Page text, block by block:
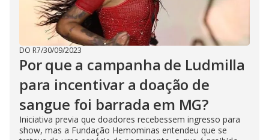
DO R7/30/09/2023
Por que a campanha de Ludmilla
para incentivar a doação de
sangue foi barrada em MG?
Iniciativa previa que doadores recebessem ingresso para
show, mas a Fundação Hemominas entendeu que se